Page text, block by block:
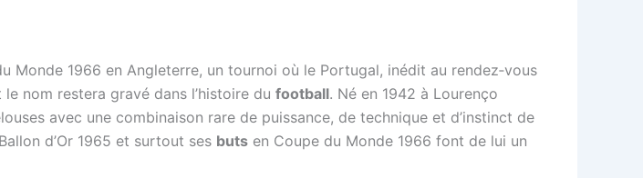
Monde 1966 en Angleterre, un tournoi où le Portugal, inédit au rendez‑vous
nom restera gravé dans l’histoire du football. Né en 1942 à Lourenço
avec une combinaison rare de puissance, de technique et d’instinct de
d’Or 1965 et surtout ses buts en Coupe du Monde 1966 font de lui un